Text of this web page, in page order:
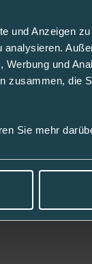
und Anzeigen
Werbung und
zusammen, die
Sie mehr